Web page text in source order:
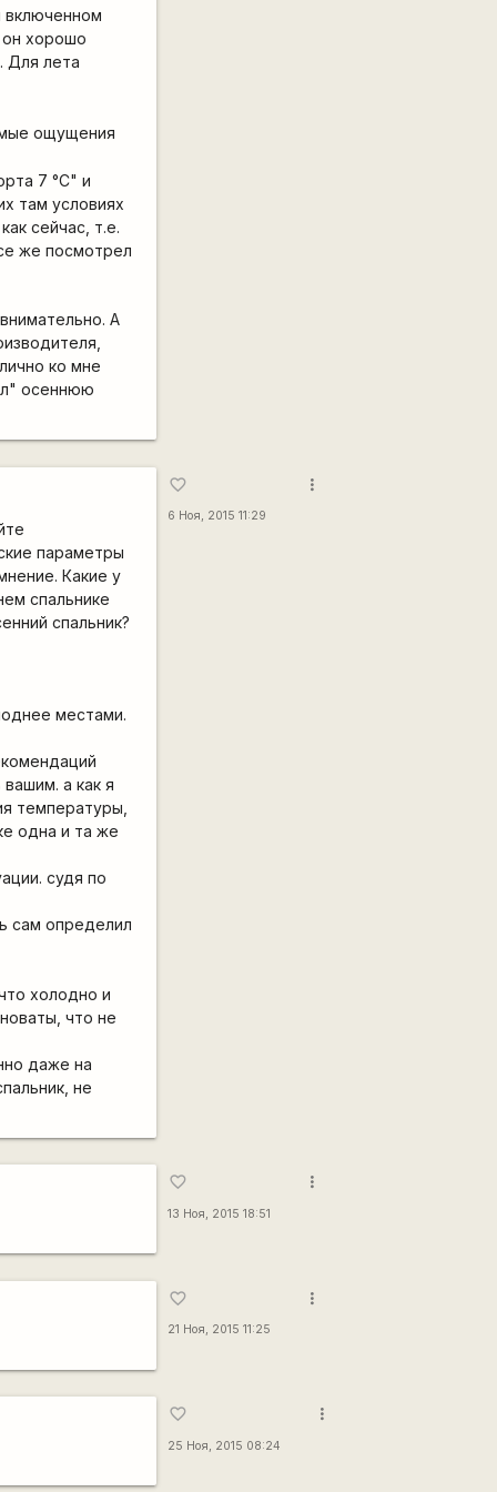
включенном
он хорошо
Для лета
ощущения
7 °C" и
там условиях
сейчас, т.е.
же посмотрел
А
ко мне
осеннюю
параметры
Какие у
спальнике
спальник?
местами.
а как я
температуры,
одна и та же
судя по
сам определил
холодно и
что не
даже на
не
favorite_border
6 Ноя, 2015 11:29
more_vert
favorite_border
13 Ноя, 2015 18:51
more_vert
favorite_border
21 Ноя, 2015 11:25
more_vert
favorite_border
25 Ноя, 2015 08:24
more_vert